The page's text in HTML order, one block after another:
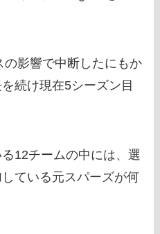
影響で中断したにもか
続け現在5シーズン目
12チームの中には、選
ている元スパーズが何